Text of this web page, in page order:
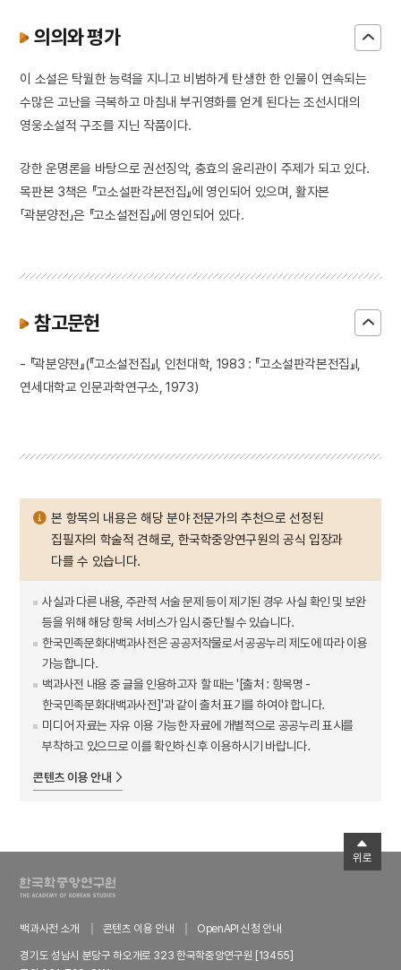
의의와 평가
이 소설은 탁월한 능력을 지니고 비범하게 탄생한 한 인물이 연속되는
수많은 고난을 극복하고 마침내 부귀영화를 얻게 된다는 조선시대의
영웅소설적 구조를 지닌 작품이다.
강한 운명론을 바탕으로 권선징악, 충효의 윤리관이 주제가 되고 있다.
목판본 3책은 『고소설판각본전집』에 영인되어 있으며, 활자본
「곽분양전」은 『고소설전집』에 영인되어 있다.
참고문헌
- 『곽분양젼』(『고소설전집』Ⅰ, 인천대학, 1983 : 『고소설판각본전집』Ⅰ,
연세대학교 인문과학연구소, 1973)
본 항목의 내용은 해당 분야 전문가의 추천으로 선정된
집필자의 학술적 견해로, 한국학중앙연구원의 공식 입장과
다를 수 있습니다.
사실과 다른 내용, 주관적 서술 문제 등이 제기된 경우 사실 확인 및 보완
등을 위해 해당 항목 서비스가 임시 중단될 수 있습니다.
한국민족문화대백과사전은 공공저작물로서 공공누리 제도에 따라 이용
가능합니다.
백과사전 내용 중 글을 인용하고자 할 때는 '[출처 : 항목명 -
한국민족문화대백과사전]'과 같이 출처 표기를 하여야 합니다.
미디어 자료는 자유 이용 가능한 자료에 개별적으로 공공누리 표시를
부착하고 있으므로 이를 확인하신 후 이용하시기 바랍니다.
콘텐츠 이용 안내
백과사전 소개 콘텐츠 이용 안내
OpenAPI 신청 안내
경기도 성남시 분당구 하오개로 323 한국학중앙연구원 [13455]
위로